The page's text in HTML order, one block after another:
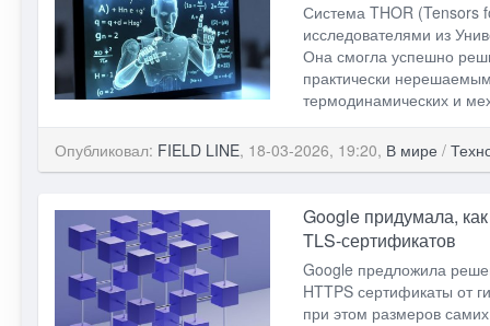
Система THOR (Tensors
исследователями из
Она смогла успешно
практически
термодинамических и
Опубликовал: FIELD LINE, 18-03-2026, 19:20, В мире /
Google придумала,
TLS-сертификатов
Google предложила
HTTPS сертификаты от
при этом размеров